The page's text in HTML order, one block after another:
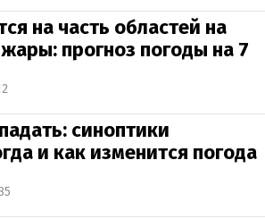
на часть областей на
прогноз погоды на 7
синоптики
и как изменится погода